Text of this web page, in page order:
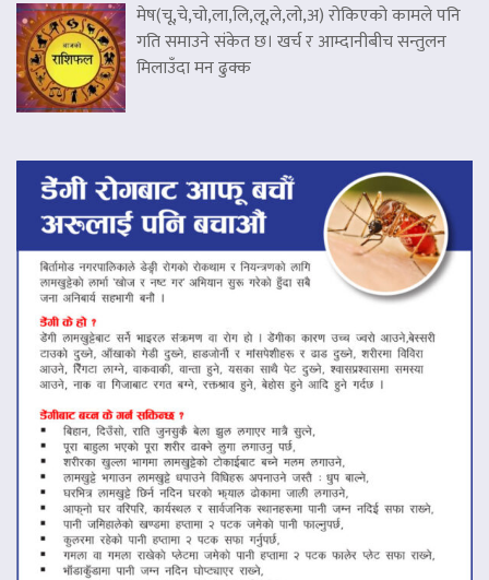
मेष(चू,चे,चो,ला,लि,लू,ले,लो,अ) रोकिएको कामले पनि
गति समाउने संकेत छ। खर्च र आम्दानीबीच सन्तुलन
मिलाउँदा मन ढुक्क